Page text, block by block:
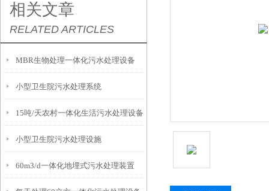
相关文章
RELATED ARTICLES
MBR生物处理一体化污水处理设备
小型卫生院污水处理系统
15吨/天农村一体化生活污水处理设备
小型卫生院污水处理设施
60m3/d一体化地埋式污水处理装置